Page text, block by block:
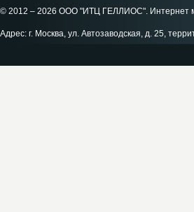
© 2012 – 2026 ООО "ИТЦ ГЕЛЛИОС". Интернет
Адрес: г. Москва, ул. Автозаводская, д. 25,